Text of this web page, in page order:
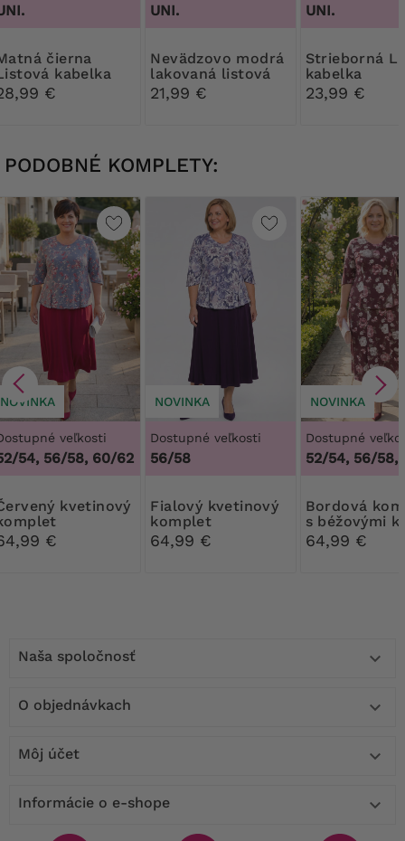
kabelka
€
UNI.
Nevädzovo modrá
lakovaná listová
kabelka
21,99 €
UNI.
Strieborná Listová
kabelka
23,99 €
PODOBNÉ KOMPLETY:
NOVINKA
veľkosti
54, 56/58, 60/62
€
NOVINKA
Dostupné veľkosti
56/58
Fialový kvetinový
komplet
64,99 €
NOVINKA
Dostupné
52/54, 56/58,
Bordová komplet
s béžovými
64,99 €
Naša spoločnosť 
O objednávkach 
Môj účet 
Informácie o e-shope 